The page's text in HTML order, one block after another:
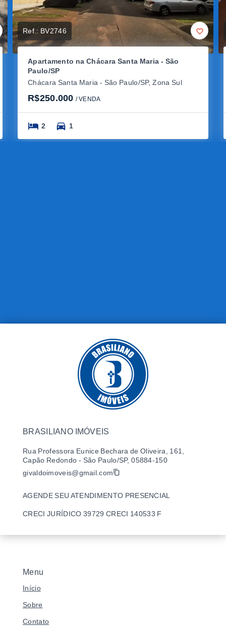
Ref.: BV2746
Apartamento na Chácara Santa Maria - São
Paulo/SP
Chácara Santa Maria - São Paulo/SP, Zona Sul
R$250.000 / VENDA
2 1
Menu
Início
Sobre
Contato
BRASILIANO IMÓVEIS
Rua Professora Eunice Bechara de Oliveira, 161,
Capão Redondo - São Paulo/SP, 05884-150
givaldoimoveis@gmail.com
AGENDE SEU ATENDIMENTO PRESENCIAL
CRECI JURÍDICO 39729 CRECI 140533 F